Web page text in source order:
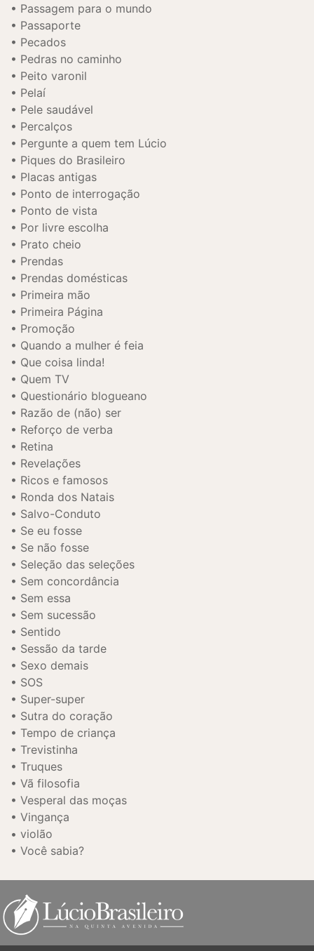
Passagem para o mundo
Passaporte
Pecados
Pedras no caminho
Peito varonil
Pelaí
Pele saudável
Percalços
Pergunte a quem tem Lúcio
Piques do Brasileiro
Placas antigas
Ponto de interrogação
Ponto de vista
Por livre escolha
Prato cheio
Prendas
Prendas domésticas
Primeira mão
Primeira Página
Promoção
Quando a mulher é feia
Que coisa linda!
Quem TV
Questionário blogueano
Razão de (não) ser
Reforço de verba
Retina
Revelações
Ricos e famosos
Ronda dos Natais
Salvo-Conduto
Se eu fosse
Se não fosse
Seleção das seleções
Sem concordância
Sem essa
Sem sucessão
Sentido
Sessão da tarde
Sexo demais
SOS
Super-super
Sutra do coração
Tempo de criança
Trevistinha
Truques
Vã filosofia
Vesperal das moças
Vingança
violão
Você sabia?